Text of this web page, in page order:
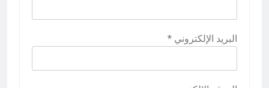
البريد الإلكتروني *